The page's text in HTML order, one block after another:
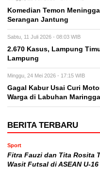
Komedian Temon
Serangan Jantung
Sabtu, 11 Juli 2026 - 08:03 WIB
2.670 Kasus, Lampung
Lampung
Minggu, 24 Mei 2026 - 17:15 WIB
Gagal Kabur Usai Curi
Warga di Labuhan
BERITA TERBARU
Sport
Fitra Fauzi dan Tita Rosita
Wasit Futsal di ASEAN U-